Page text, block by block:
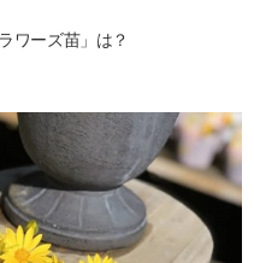
ワーズ苗」は？